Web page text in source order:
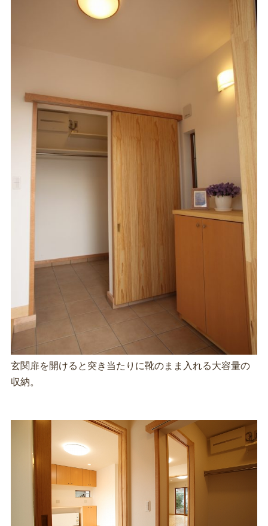
玄関扉を開けると突き当たりに靴のまま入れる大容量の
収納。